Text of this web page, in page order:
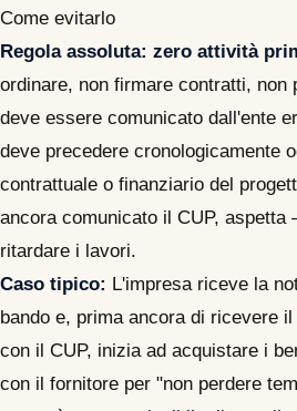
Come evitarlo
Regola assoluta: zero attività
ordinare, non firmare contratti, non
deve essere comunicato dall'ente
deve precedere cronologicamente
contrattuale o finanziario del
ancora comunicato il CUP,
ritardare i lavori.
Caso tipico: L'impresa riceve la
bando e, prima ancora di ricevere
con il CUP, inizia ad acquistare i
con il fornitore per "non perdere